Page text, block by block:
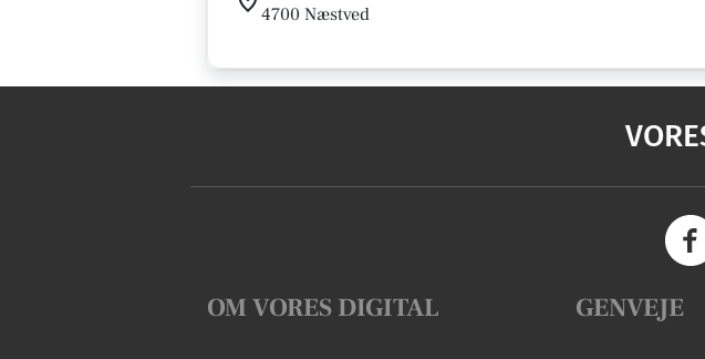
4700 Næstved
OM VORES DIGITAL GENVEJE